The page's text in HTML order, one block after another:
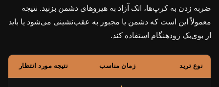
ضربه زدن به کرپ‌ها، اتک آزاد به هیروهای دشمن بزنید. نتیجه
معمولاً این است که دشمن یا مجبور به عقب‌نشینی می‌شود یا باید
از بوی‌بک زودهنگام استفاده کند.
نوع ترید زمان مناسب نتیجه مورد انتظار